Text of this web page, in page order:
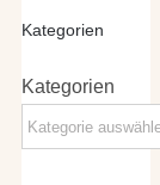
Kategorien
Kategorien